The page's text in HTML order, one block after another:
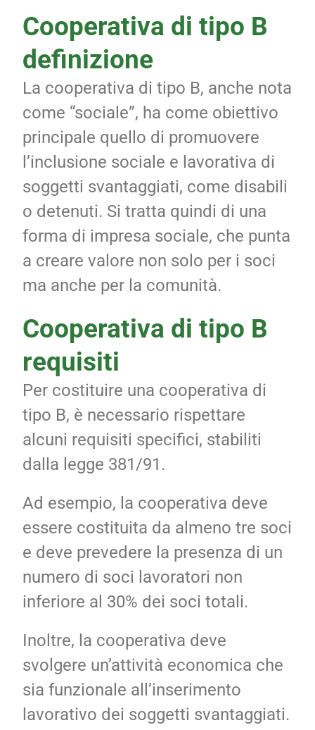
Cooperativa di tipo B
definizione
La cooperativa di tipo B, anche nota
come “sociale”, ha come obiettivo
principale quello di promuovere
l’inclusione sociale e lavorativa di
soggetti svantaggiati, come disabili
o detenuti. Si tratta quindi di una
forma di impresa sociale, che punta
a creare valore non solo per i soci
ma anche per la comunità.
Cooperativa di tipo B
requisiti
Per costituire una cooperativa di
tipo B, è necessario rispettare
alcuni requisiti specifici, stabiliti
dalla legge 381/91.
Ad esempio, la cooperativa deve
essere costituita da almeno tre soci
e deve prevedere la presenza di un
numero di soci lavoratori non
inferiore al 30% dei soci totali.
Inoltre, la cooperativa deve
svolgere un’attività economica che
sia funzionale all’inserimento
lavorativo dei soggetti svantaggiati.